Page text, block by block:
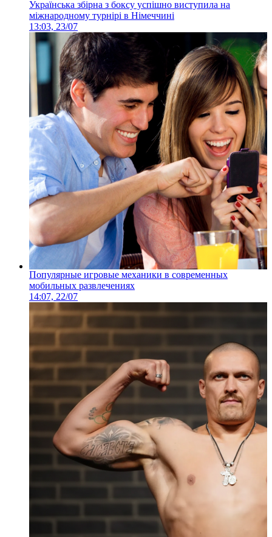
Українська збірна з боксу успішно виступила на
міжнародному турнірі в Німеччині
13:03, 23/07
Популярные игровые механики в современных
мобильных развлечениях
14:07, 22/07